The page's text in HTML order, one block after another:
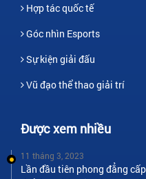
Hợp tác quốc tế
Góc nhìn Esports
Sự kiện giải đấu
Vũ đạo thể thao giải trí
Được xem nhiều
11 tháng 3, 2023
Lần đầu tiên phong đẳng